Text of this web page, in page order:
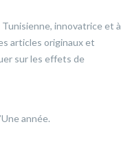
innovatrice et à
articles originaux et
sur les effets de
année.